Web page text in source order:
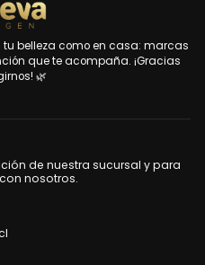
belleza como en casa: marcas
que te acompaña. ¡Gracias
🌿
de nuestra sucursal y para
nosotros.